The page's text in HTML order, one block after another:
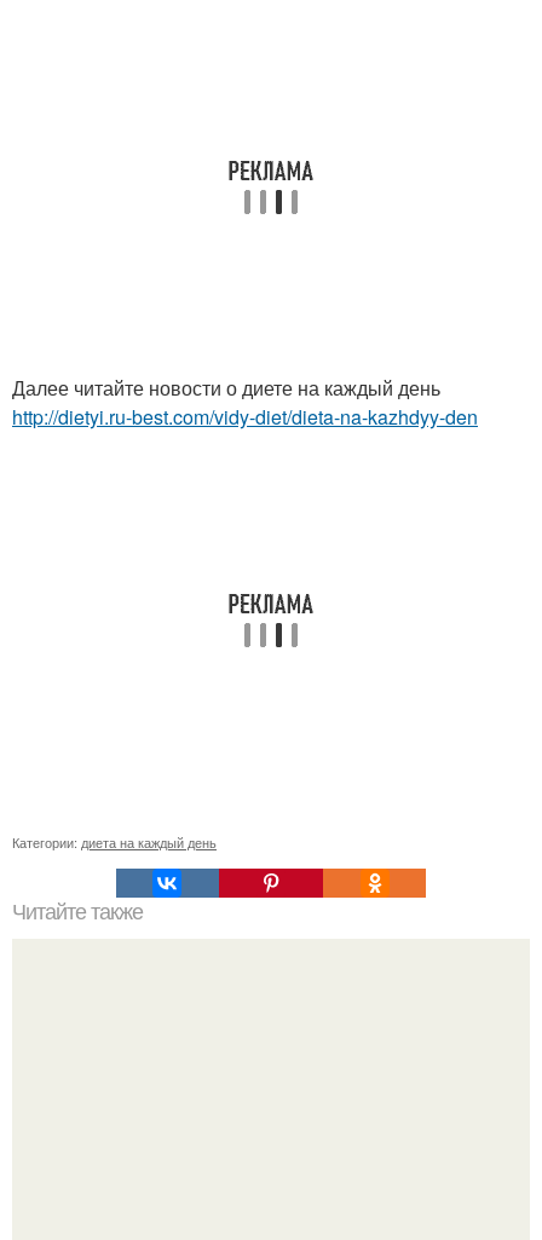
Далее читайте новости о диете на каждый день
http://dietyi.ru-best.com/vidy-diet/dieta-na-kazhdyy-den
Категории: диета на каждый день
Читайте также